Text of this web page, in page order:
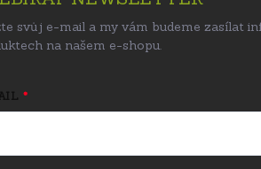
svůj e-mail a my vám budeme zasílat
na našem e-shopu.